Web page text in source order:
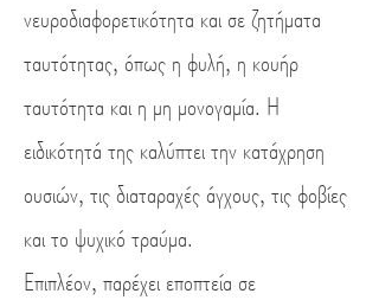
νευροδιαφορετικότητα και σε ζητήματα
ταυτότητας, όπως η φυλή, η κουήρ
ταυτότητα και η μη μονογαμία. Η
ειδικότητά της καλύπτει την κατάχρηση
ουσιών, τις διαταραχές άγχους, τις φοβίες
και το ψυχικό τραύμα.
Επιπλέον, παρέχει εποπτεία σε